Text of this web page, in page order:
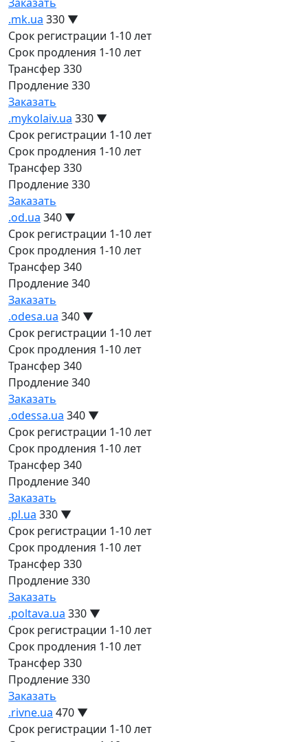
.mk.ua 330 ▼
Срок регистрации 1-10 лет
Срок продления 1-10 лет
Трансфер 330
Продление330
Заказать
.mykolaiv.ua 330 ▼
Срок регистрации 1-10 лет
Срок продления 1-10 лет
Трансфер 330
Продление330
Заказать
.od.ua 340 ▼
Срок регистрации 1-10 лет
Срок продления 1-10 лет
Трансфер 340
Продление340
Заказать
.odesa.ua 340 ▼
Срок регистрации 1-10 лет
Срок продления 1-10 лет
Трансфер 340
Продление340
Заказать
.odessa.ua 340 ▼
Срок регистрации 1-10 лет
Срок продления 1-10 лет
Трансфер 340
Продление340
Заказать
.pl.ua 330 ▼
Срок регистрации 1-10 лет
Срок продления 1-10 лет
Трансфер 330
Продление330
Заказать
.poltava.ua 330 ▼
Срок регистрации 1-10 лет
Срок продления 1-10 лет
Трансфер 330
Продление330
Заказать
.rivne.ua 470 ▼
Срок регистрации 1-10 лет